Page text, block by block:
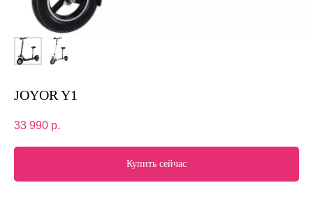
JOYOR Y1
33 990 р.
Купить сейчас